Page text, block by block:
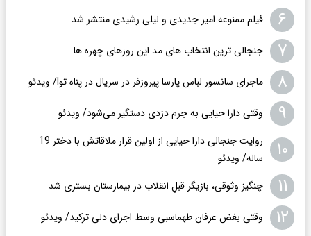
۶ فیلم ممنوعه امیر جدیدی و لیلی رشیدی منتشر شد
۷ جنجالی ترین انتخاب های مد این روزهای چهره ها
۸ ماجرای سانسور لباس پارسا پیروزفر در سریال در پناه تو!/ ویدئو
۹ وقتی دارا حیایی به جرم دزدی دستگیر می‌شود/ ویدئو
۱۰
روایت جنجالی دارا حیایی از اولین قرار ملاقاتش با دختر 19
ساله/ ویدئو
۱۱ چنگیز وثوقی، بازیگر قبلِ انقلاب در بیمارستان بستری شد
۱۲ وقتی بغض عرفان طهماسبی وسط اجرای دلی ترکید/ ویدئو